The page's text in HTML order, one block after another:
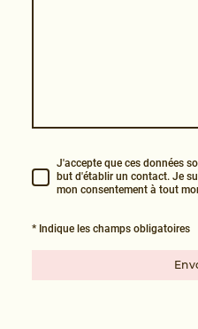
J'accepte que ces données
but d'établir un contact. Je
mon consentement à tout
* Indique les champs obligatoires